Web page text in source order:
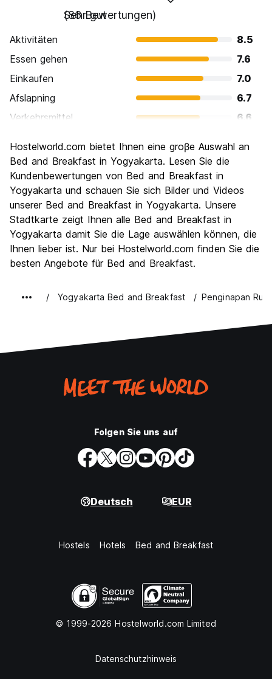
Sehr gut
(86 Bewertungen)
Aktivitäten
8.5
Essen gehen
7.6
Einkaufen
7.0
Afslapning
6.7
Verkehrsmittel
6.6
Kultur
Nachtleben / Party
Preis-Leistungsverhältnis
8.1
Hostelworld.com bietet Ihnen eine groβe Auswahl an
Bed and Breakfast in Yogyakarta. Lesen Sie die
Kundenbewertungen von Bed and Breakfast in
Yogyakarta und schauen Sie sich Bilder und Videos
unserer Bed and Breakfast in Yogyakarta. Unsere
Stadtkarte zeigt Ihnen alle Bed and Breakfast in
Yogyakarta damit Sie die Lage auswählen können, die
Ihnen lieber ist. Nur bei Hostelworld.com finden Sie die
besten Angebote für Bed and Breakfast.
Yogyakarta Bed and Breakfast Penginapan Rudi
Folgen Sie uns auf
Deutsch EUR
Hostels Hotels Bed and Breakfast
© 1999-2026 Hostelworld.com Limited
Datenschutzhinweis